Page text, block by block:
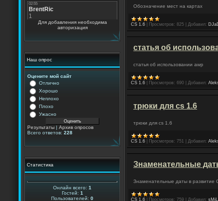
Для добавления необходима
авторизация
Наш опрос
Оцените мой сайт
Отлично
Хорошо
Неплохо
Плохо
Ужасно
Результаты | Архив опросов
Всего ответов: 228
Статистика
Онлайн всего: 1
Гостей: 1
Пользователей: 0
Обозначение мест на картах
CS 1.6 Просмотров: 825 Добавил:
статья об
статья об использовании awp
CS 1.6 Просмотров: 690 Добавил:
трюки для cs 1.6
трюки для cs 1.6
CS 1.6 Просмотров: 751 Добавил:
Знаменательные
Знаменательные даты в развитие
CS 1.6 Просмотров: 759 Добавил: